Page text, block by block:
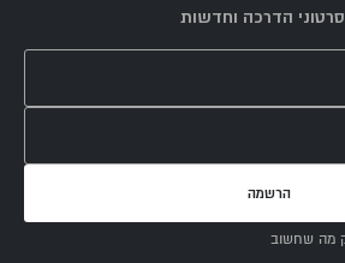
הדרכה וחדשות
הרשמה
מה שחשוב